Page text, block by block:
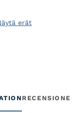
erät
RECENSIONER